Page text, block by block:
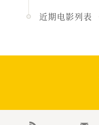
近期电影列表